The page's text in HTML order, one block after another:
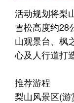
活动规划将梨
雪松高度约28
山观景台、枫
心及人行道打
推荐游程
梨山风景区(